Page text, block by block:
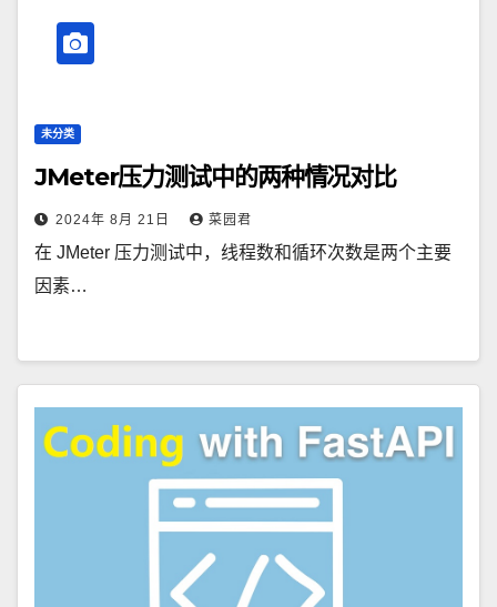
未分类
JMeter压力测试中的两种情况对比
2024年 8月 21日 菜园君
在 JMeter 压力测试中，线程数和循环次数是两个主要
因素…